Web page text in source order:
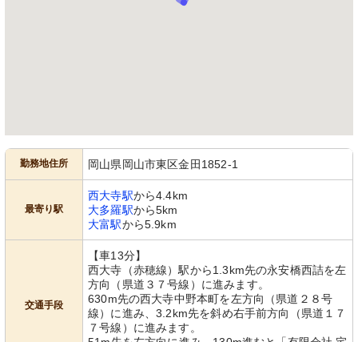
勤務地住所 岡山県岡山市東区金田1852-1
最寄り駅
西大寺駅から4.4km
大多羅駅から5km
大富駅から5.9km
交通手段
【車13分】
西大寺（赤穂線）駅から1.3km先の永安橋西詰を左
方向（県道３７号線）に進みます。
630m先の西大寺中野本町を左方向（県道２８号
線）に進み、3.2km先を斜め右手前方向（県道１７
７号線）に進みます。